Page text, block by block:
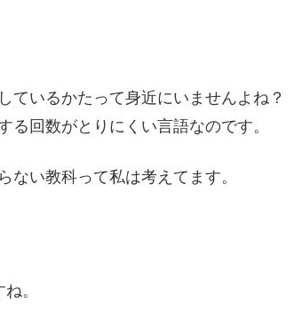
ているかたって身近にいませんよね？
回数がとりにくい言語なのです。
い教科って私は考えてます。
。